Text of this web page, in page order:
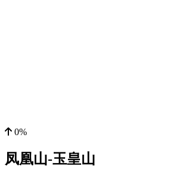
0%
凤凰山-玉皇山